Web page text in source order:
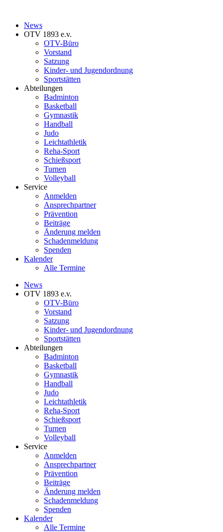
News
OTV 1893 e.v.
OTV-Büro
Vorstand
Satzung
Kinder- und Jugendordnung
Sportstätten
Abteilungen
Badminton
Basketball
Gymnastik
Handball
Judo
Leichtathletik
Reha-Sport
Schießsport
Turnen
Volleyball
Service
Anmelden
Ansprechpartner
Prävention
Beiträge
Änderung melden
Schadenmeldung
Spenden
Kalender
Alle Termine
News
OTV 1893 e.v.
OTV-Büro
Vorstand
Satzung
Kinder- und Jugendordnung
Sportstätten
Abteilungen
Badminton
Basketball
Gymnastik
Handball
Judo
Leichtathletik
Reha-Sport
Schießsport
Turnen
Volleyball
Service
Anmelden
Ansprechpartner
Prävention
Beiträge
Änderung melden
Schadenmeldung
Spenden
Kalender
Alle Termine